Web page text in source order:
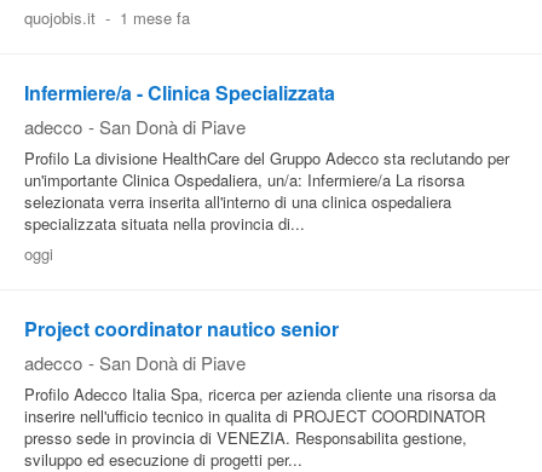
quojobis.it - 1 mese fa
Infermiere/a - Clinica Specializzata
adecco - San Donà di Piave
Profilo La divisione HealthCare del Gruppo Adecco sta reclutando per
un'importante Clinica Ospedaliera, un/a: Infermiere/a La risorsa
selezionata verra inserita all'interno di una clinica ospedaliera
specializzata situata nella provincia di...
oggi
Project coordinator nautico senior
adecco - San Donà di Piave
Profilo Adecco Italia Spa, ricerca per azienda cliente una risorsa da
inserire nell'ufficio tecnico in qualita di PROJECT COORDINATOR
presso sede in provincia di VENEZIA. Responsabilita gestione,
sviluppo ed esecuzione di progetti per...